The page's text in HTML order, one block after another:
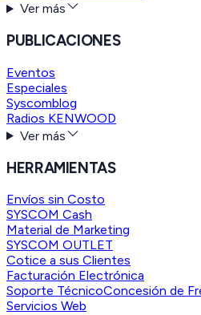
Ver más
PUBLICACIONES
Eventos
Especiales
Syscomblog
Radios KENWOOD
Ver más
HERRAMIENTAS
Envíos sin Costo
SYSCOM Cash
Material de Marketing
SYSCOM OUTLET
Cotice a sus Clientes
Facturación Electrónica
Soporte TécnicoConcesión de
Servicios Web